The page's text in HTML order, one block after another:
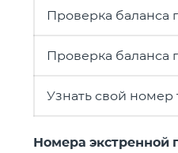
Проверка баланса
Проверка баланса
Узнать свой номер
Номера экстренной